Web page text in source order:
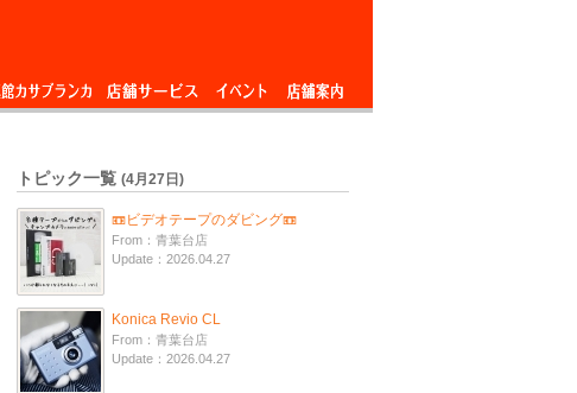
カサブランカ 店舗サービス イベント 店舗案内
トピック一覧 (4月27日)
📼ビデオテープのダビング📼
From：青葉台店
Update：2026.04.27
Konica Revio CL
From：青葉台店
Update：2026.04.27